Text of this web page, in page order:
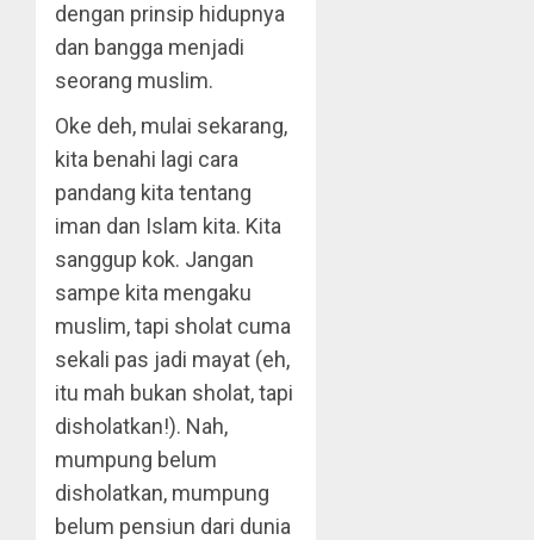
dengan prinsip hidupnya
dan bangga menjadi
seorang muslim.
Oke deh, mulai sekarang,
kita benahi lagi cara
pandang kita tentang
iman dan Islam kita. Kita
sanggup kok. Jangan
sampe kita mengaku
muslim, tapi sholat cuma
sekali pas jadi mayat (eh,
itu mah bukan sholat, tapi
disholatkan!). Nah,
mumpung belum
disholatkan, mumpung
belum pensiun dari dunia